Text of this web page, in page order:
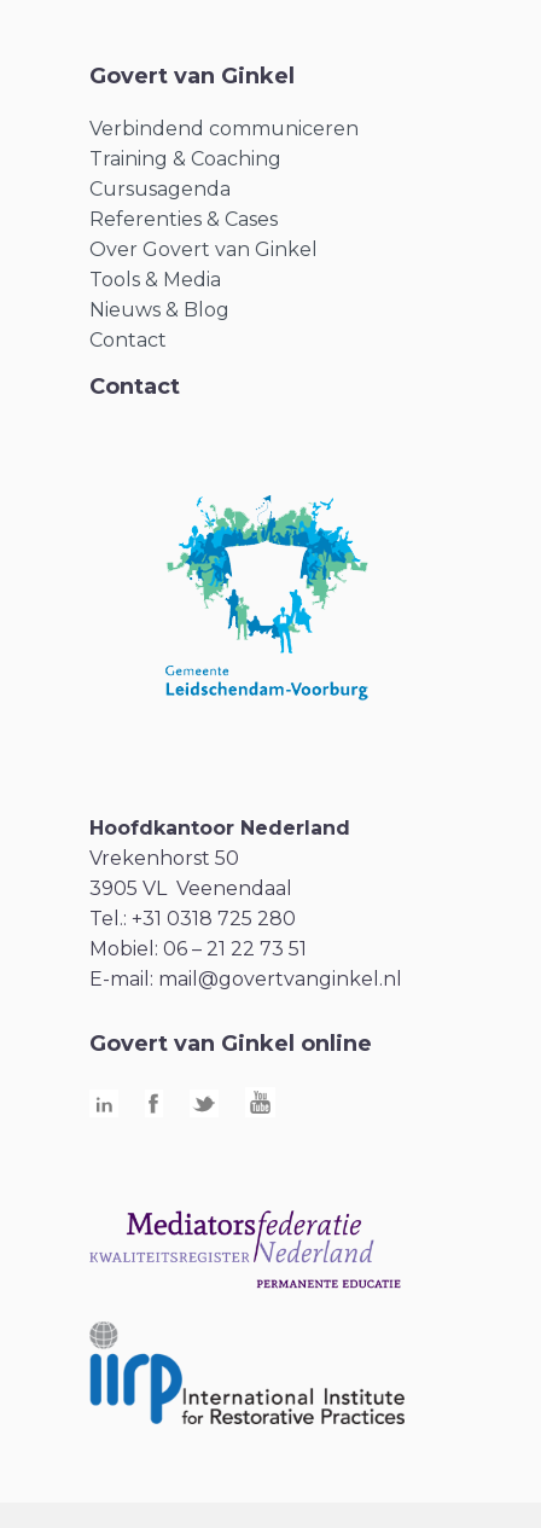
Govert van Ginkel
Verbindend communiceren
Training & Coaching
Cursusagenda
Referenties & Cases
Over Govert van Ginkel
Tools & Media
Nieuws & Blog
Contact
Contact
Hoofdkantoor Nederland
Vrekenhorst 50
3905 VL Veenendaal
Tel.: +31 0318 725 280
Mobiel: 06 – 21 22 73 51
E-mail: mail@govertvanginkel.nl
Govert van Ginkel online